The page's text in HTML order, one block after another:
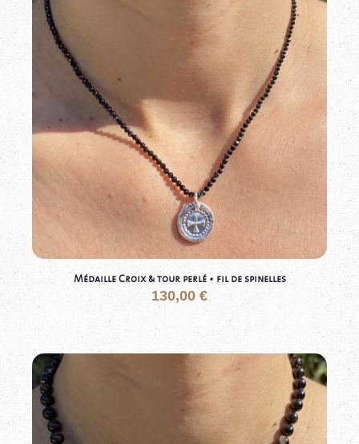
Médaille Croix & tour perlé • fil de spinelles
130,00 €